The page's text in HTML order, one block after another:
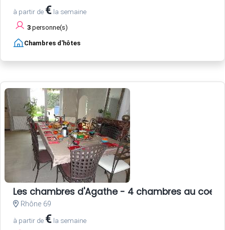
à partir de € la semaine
3 personne(s)
Chambres d'hôtes
Les chambres d'Agathe - 4 chambres au
Rhône 69
à partir de € la semaine